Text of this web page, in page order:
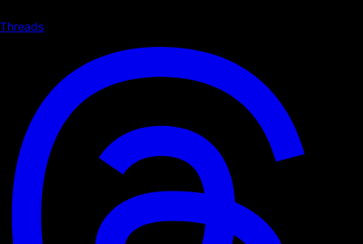
Threads